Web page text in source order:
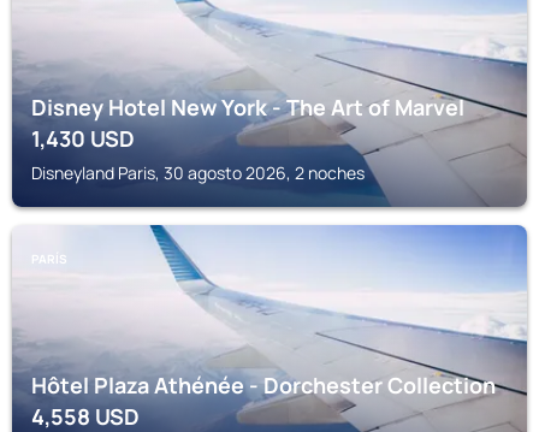
Disney Hotel New York - The Art of Marvel
1,430USD
Disneyland Paris, 30 agosto 2026, 2 noches
PARÍS
Hôtel Plaza Athénée - Dorchester Collection
4,558 USD